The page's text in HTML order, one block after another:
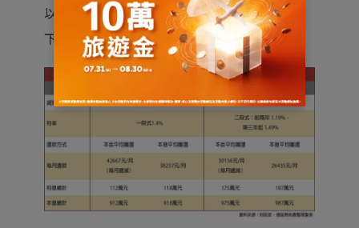
以青年安心貸款最高額度800萬為例，試算如
下：